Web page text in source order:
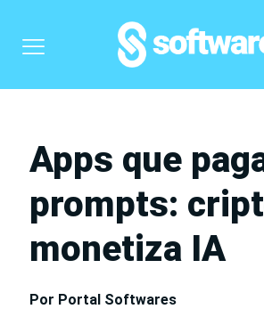
Apps que
prompts:
monetiza IA
Por Portal Softwares